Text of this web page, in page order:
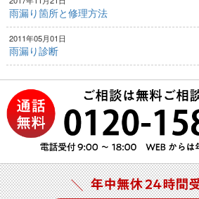
雨漏り箇所と修理方法
2011年05月01日
雨漏り診断